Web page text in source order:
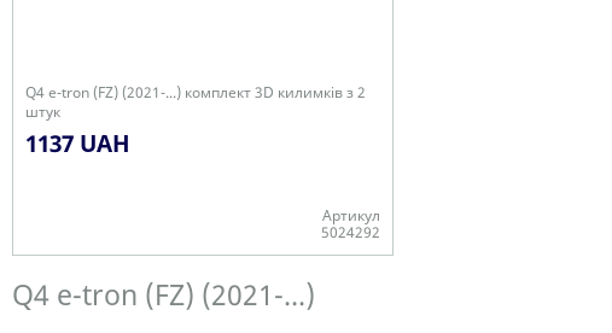
Q4 e-tron (FZ) (2021-...) комплект 3D килимків з 2
штук
1137 UAH
Артикул
5024292
Q4 e-tron (FZ) (2021-...)